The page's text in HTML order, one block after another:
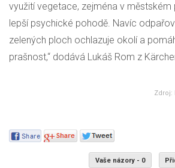
využití vegetace, zejména v městském
lepší psychické pohodě. Navíc
zelených ploch ochlazuje okolí a
prašnost,“ dodává Lukáš Rom z
Zdroj:
Vaše názory - 0